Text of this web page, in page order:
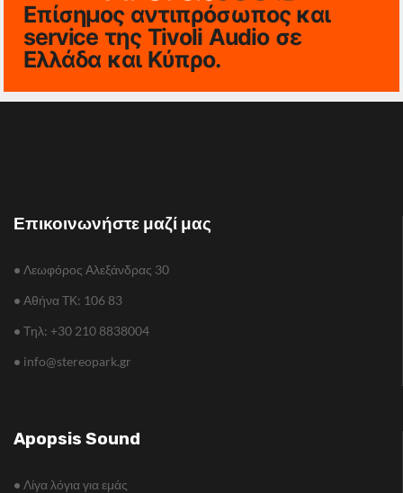
Επίσημος αντιπρόσωπος και
service της Tivoli Audio σε
Ελλάδα και Κύπρο.
Επικοινωνήστε μαζί μας
• Λεωφόρος Αλεξάνδρας 30
• Αθήνα TΚ: 106 83
• Τηλ: +30 210 8838004
• info@stereopark.gr
Apopsis Sound
• Λίγα λόγια για εμάς